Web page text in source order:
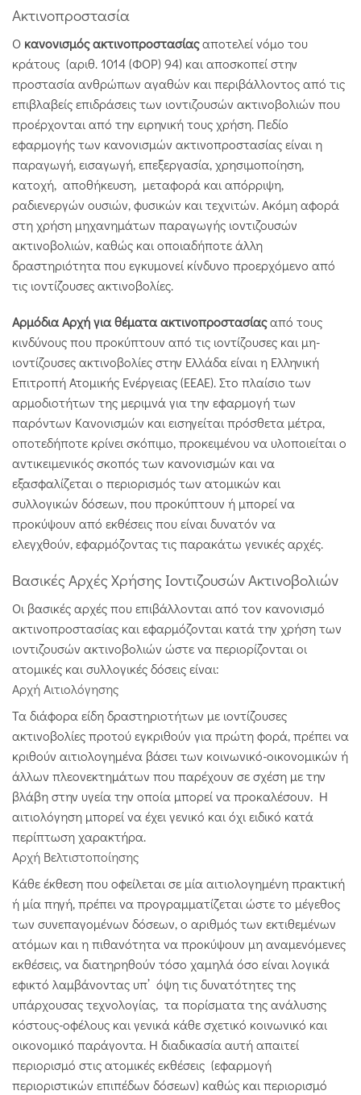
Ακτινοπροστασία
Ο κανονισμός ακτινοπροστασίαςαποτελεί νόμο του
κράτους (αριθ. 1014 (ΦΟΡ) 94) και αποσκοπεί στην
προστασία ανθρώπων αγαθών και περιβάλλοντος από τις
επιβλαβείς επιδράσεις των ιοντιζουσών ακτινοβολιών που
προέρχονται από την ειρηνική τους χρήση. Πεδίο
εφαρμογής των κανονισμών ακτινοπροστασίας είναι η
παραγωγή, εισαγωγή, επεξεργασία, χρησιμοποίηση,
κατοχή, αποθήκευση, μεταφορά και απόρριψη,
ραδιενεργών ουσιών, φυσικών και τεχνιτών. Ακόμη αφορά
στη χρήση μηχανημάτων παραγωγής ιοντιζουσών
ακτινοβολιών, καθώς και οποιαδήποτε άλλη
δραστηριότητα που εγκυμονεί κίνδυνο προερχόμενο από
τις ιοντίζουσες ακτινοβολίες.
Αρμόδια Αρχή για θέματα ακτινοπροστασίαςαπό τους
κινδύνους που προκύπτουν από τις ιοντίζουσες και μη-
ιοντίζουσες ακτινοβολίες στην Ελλάδα είναι η Ελληνική
Επιτροπή Ατομικής Ενέργειας (ΕΕΑΕ). Στο πλαίσιο των
αρμοδιοτήτων της μεριμνά για την εφαρμογή των
παρόντων Κανονισμών και εισηγείται πρόσθετα μέτρα,
οποτεδήποτε κρίνει σκόπιμο, προκειμένου να υλοποιείται ο
αντικειμενικός σκοπός των κανονισμών και να
εξασφαλίζεται ο περιορισμός των ατομικών και
συλλογικών δόσεων, που προκύπτουν ή μπορεί να
προκύψουν από εκθέσεις που είναι δυνατόν να
ελεγχθούν, εφαρμόζοντας τις παρακάτω γενικές αρχές.
Βασικές Αρχές Χρήσης Ιοντιζουσών Ακτινοβολιών
Οι βασικές αρχές που επιβάλλονται από τον κανονισμό
ακτινοπροστασίας και εφαρμόζονται κατά την χρήση των
ιοντιζουσών ακτινοβολιών ώστε να περιορίζονται οι
ατομικές και συλλογικές δόσεις είναι:
Αρχή Αιτιολόγησης
Τα διάφορα είδη δραστηριοτήτων με ιοντίζουσες
ακτινοβολίες προτού εγκριθούν για πρώτη φορά, πρέπει να
κριθούν αιτιολογημένα βάσει των κοινωνικό-οικονομικών ή
άλλων πλεονεκτημάτων που παρέχουν σε σχέση με την
βλάβη στην υγεία την οποία μπορεί να προκαλέσουν. Η
αιτιολόγηση μπορεί να έχει γενικό και όχι ειδικό κατά
περίπτωση χαρακτήρα.
Αρχή Βελτιστοποίησης
Κάθε έκθεση που οφείλεται σε μία αιτιολογημένη πρακτική
ή μία πηγή, πρέπει να προγραμματίζεται ώστε το μέγεθος
των συνεπαγομένων δόσεων, ο αριθμός των εκτιθεμένων
ατόμων και η πιθανότητα να προκύψουν μη αναμενόμενες
εκθέσεις, να διατηρηθούν τόσο χαμηλά όσο είναι λογικά
εφικτό λαμβάνοντας υπ’ όψη τις δυνατότητες της
υπάρχουσας τεχνολογίας, τα πορίσματα της ανάλυσης
κόστους-οφέλους και γενικά κάθε σχετικό κοινωνικό και
οικονομικό παράγοντα. Η διαδικασία αυτή απαιτεί
περιορισμό στις ατομικές εκθέσεις (εφαρμογή
περιοριστικών επιπέδων δόσεων) καθώς και περιορισμό